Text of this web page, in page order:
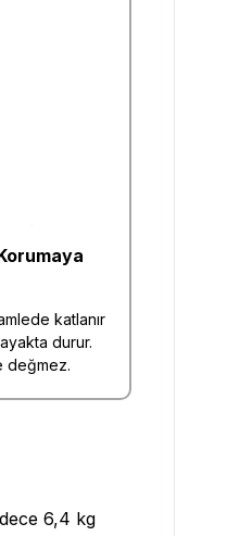
katlanır
durur.
değmez.
6,4 kg